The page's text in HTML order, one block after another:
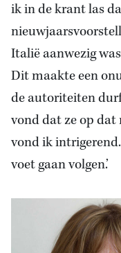
ik in de krant las
Italië aanwezig
Dit maakte een
de autoriteiten
vond dat ze op dat
vond ik
voet gaan volgen.’